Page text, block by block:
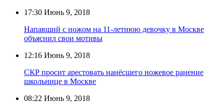
17:30 Июнь 9, 2018
Напавший с ножом на 11-летнюю девочку в Москве
объяснил свои мотивы
12:16 Июнь 9, 2018
СКР просит арестовать нанёсшего ножевое ранение
школьнице в Москве
08:22 Июнь 9, 2018